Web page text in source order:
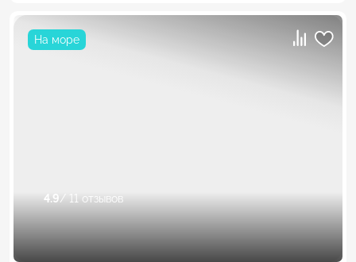
На море
4.9/ 11 отзывов